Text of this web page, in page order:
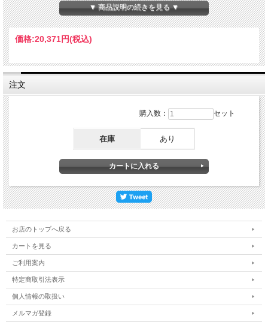
パタパタハード：プラベニ（表裏面ともPVCターポリン）
▼ 商品説明の続きを見る ▼
価格:20,371円(税込)
注文
購入数： セット
在庫 あり
お店のトップへ戻る
カートを見る
ご利用案内
特定商取引法表示
個人情報の取扱い
メルマガ登録